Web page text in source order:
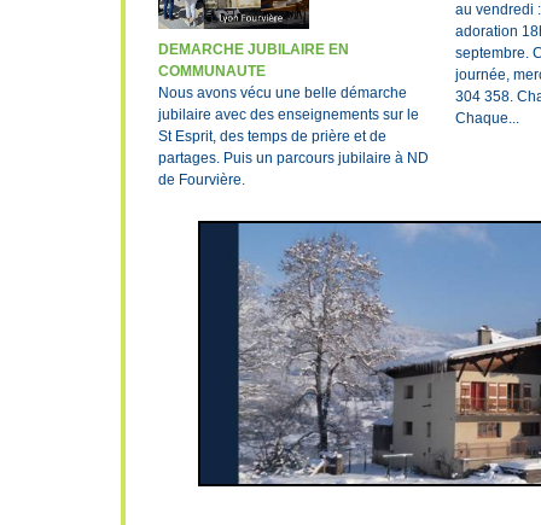
DEMARCHE JUBILAIRE EN
COMMUNAUTE
Nous avons vécu une belle démarche
jubilaire avec des enseignements sur le
St Esprit, des temps de prière et de
partages. Puis un parcours jubilaire à ND
de Fourvière.
au vendredi
adoration
septembre.
journée,
304 358.
Chaque...